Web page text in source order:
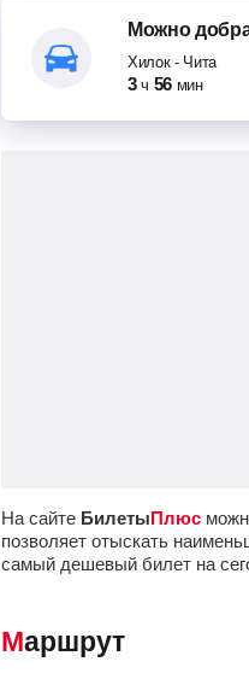
Можно
Хилок- Чита
3 ч 56 мин
На сайте БилетыПлюс
позволяет отыскать
самый дешевый билет на
Маршрут